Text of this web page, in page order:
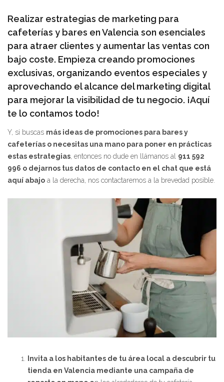
Realizar estrategias de marketing para
cafeterías y bares en Valencia son esenciales
para atraer clientes y aumentar las ventas con
bajo coste. Empieza creando promociones
exclusivas, organizando eventos especiales y
aprovechando el alcance del marketing digital
para mejorar la visibilidad de tu negocio. ¡Aquí
te lo contamos todo!
Y, si buscas más ideas de promociones para bares y
cafeterías o necesitas una mano para poner en prácticas
estas estrategias , entonces no dude en llámanos al 911 592
996 o dejarnos tus datos de contacto en el chat que está
aquí abajo a la derecha, nos contactaremos a la brevedad posible.
Invita a los habitantes de tu área local a descubrir tu
tienda en Valencia mediante una campaña de